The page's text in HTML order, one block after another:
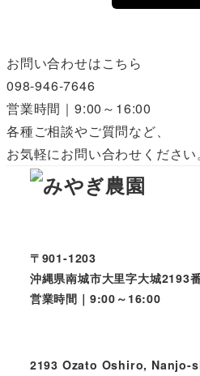
お問い合わせはこちら
098-946-7646
営業時間｜9:00～16:00
各種ご相談やご質問など、
お気軽にお問い合わせください
〒901-1203
沖縄県南城市大里字大城2193
営業時間｜9:00～16:00
2193 Ozato Oshiro, Nanjo-